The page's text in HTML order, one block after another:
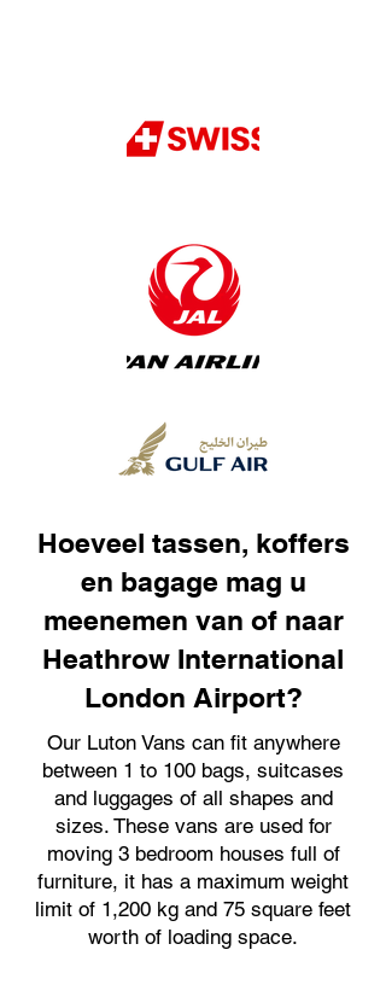
Hoeveel tassen, koffers
en bagage mag u
meenemen van of naar
Heathrow International
London Airport?
Our Luton Vans can fit anywhere
between 1 to 100 bags, suitcases
and luggages of all shapes and
sizes. These vans are used for
moving 3 bedroom houses full of
furniture, it has a maximum weight
limit of 1,200 kg and 75 square feet
worth of loading space.